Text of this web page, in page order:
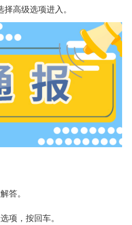
高级选项进入。
答。
，按回车。